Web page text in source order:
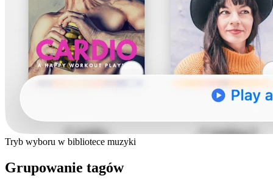
Tryb wyboru w bibliotece muzyki
Grupowanie tagów